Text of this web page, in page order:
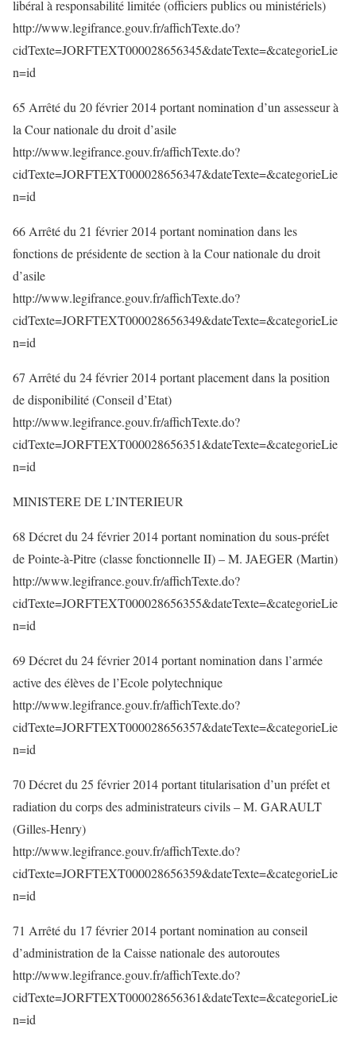
libéral à responsabilité limitée (officiers publics ou ministériels)
http://www.legifrance.gouv.fr/affichTexte.do?
cidTexte=JORFTEXT000028656345&dateTexte=&categorieLie
n=id
65 Arrêté du 20 février 2014 portant nomination d’un assesseur à
la Cour nationale du droit d’asile
http://www.legifrance.gouv.fr/affichTexte.do?
cidTexte=JORFTEXT000028656347&dateTexte=&categorieLie
n=id
66 Arrêté du 21 février 2014 portant nomination dans les
fonctions de présidente de section à la Cour nationale du droit
d’asile
http://www.legifrance.gouv.fr/affichTexte.do?
cidTexte=JORFTEXT000028656349&dateTexte=&categorieLie
n=id
67 Arrêté du 24 février 2014 portant placement dans la position
de disponibilité (Conseil d’Etat)
http://www.legifrance.gouv.fr/affichTexte.do?
cidTexte=JORFTEXT000028656351&dateTexte=&categorieLie
n=id
MINISTERE DE L’INTERIEUR
68 Décret du 24 février 2014 portant nomination du sous-préfet
de Pointe-à-Pitre (classe fonctionnelle II) – M. JAEGER (Martin)
http://www.legifrance.gouv.fr/affichTexte.do?
cidTexte=JORFTEXT000028656355&dateTexte=&categorieLie
n=id
69 Décret du 24 février 2014 portant nomination dans l’armée
active des élèves de l’Ecole polytechnique
http://www.legifrance.gouv.fr/affichTexte.do?
cidTexte=JORFTEXT000028656357&dateTexte=&categorieLie
n=id
70 Décret du 25 février 2014 portant titularisation d’un préfet et
radiation du corps des administrateurs civils – M. GARAULT
(Gilles-Henry)
http://www.legifrance.gouv.fr/affichTexte.do?
cidTexte=JORFTEXT000028656359&dateTexte=&categorieLie
n=id
71 Arrêté du 17 février 2014 portant nomination au conseil
d’administration de la Caisse nationale des autoroutes
http://www.legifrance.gouv.fr/affichTexte.do?
cidTexte=JORFTEXT000028656361&dateTexte=&categorieLie
n=id